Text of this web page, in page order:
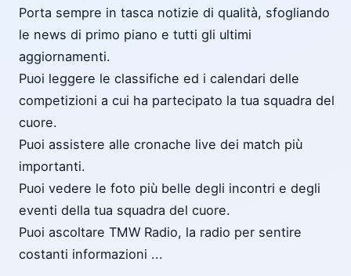
Porta sempre in tasca notizie di qualità, sfogliando
le news di primo piano e tutti gli ultimi
aggiornamenti.
Puoi leggere le classifiche ed i calendari delle
competizioni a cui ha partecipato la tua squadra del
cuore.
Puoi assistere alle cronache live dei match più
importanti.
Puoi vedere le foto più belle degli incontri e degli
eventi della tua squadra del cuore.
Puoi ascoltare TMW Radio, la radio per sentire
costanti informazioni ...